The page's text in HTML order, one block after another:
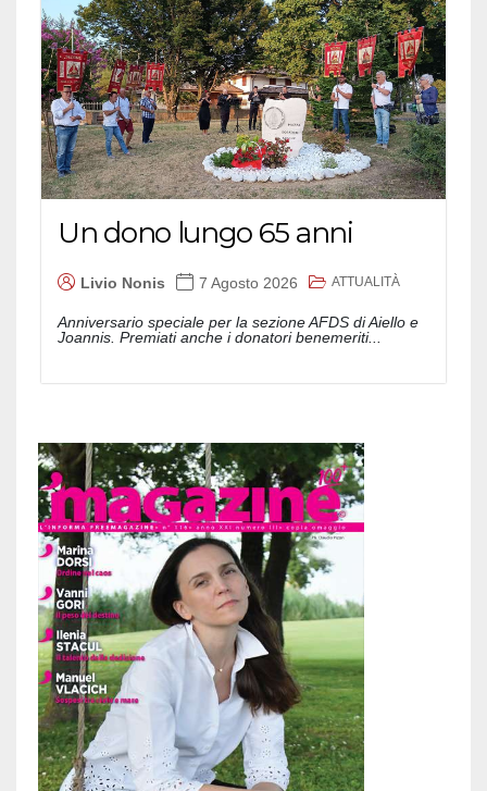
Un dono lungo 65 anni
Livio Nonis 7 Agosto 2026 ATTUALITÀ
Anniversario speciale per la sezione AFDS di Aiello e
Joannis. Premiati anche i donatori benemeriti...